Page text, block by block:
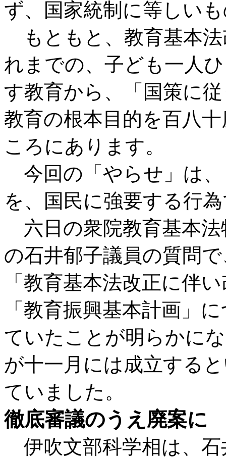
ず、国家統制に等しい
もともと、教育基本
れまでの、子ども一人
す教育から、「国策に
教育の根本目的を百八
ころにあります。
今回の「やらせ」は
を、国民に強要する行
六日の衆院教育基本法
の石井郁子議員の質問
「教育基本法改正に伴
「教育振興基本計画」
ていたことが明らかに
が十一月には成立する
ていました。
徹底審議のうえ廃案に
伊吹文部科学相は、石